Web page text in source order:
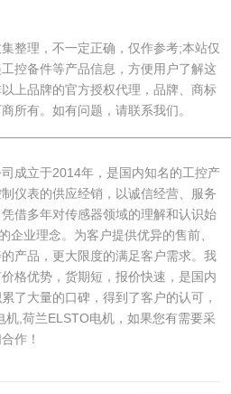
整理，不一定正确，仅作参考;本站仅
控备件等产品信息，方便用户了解这
上品牌的官方授权代理，品牌、商标
所有。如有问题，请联系我们。
成立于2014年，是国内知名的工控产
仪表的供应经销，以诚信经营、服务
借多年对传感器领域的理解和认识始
企业理念。为客户提供优异的售前、
产品，更大限度的满足客户需求。我
格优势，货期短，报价快速，是国内
了大量的口碑，得到了客户的认可，
机,荷兰ELSTO电机，如果您有需要采
作！